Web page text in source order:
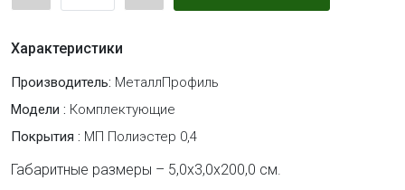
Характеристики
Производитель: МеталлПрофиль
Модели : Комплектующие
Покрытия : МП Полиэстер 0,4
Габаритные размеры – 5,0х3,0х200,0 см.